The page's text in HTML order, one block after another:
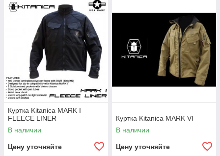
Куртка Kitanica MARK I
FLEECE LINER
В наличии
Цену уточняйте
Куртка Kitanica MARK VI
В наличии
Цену уточняйте